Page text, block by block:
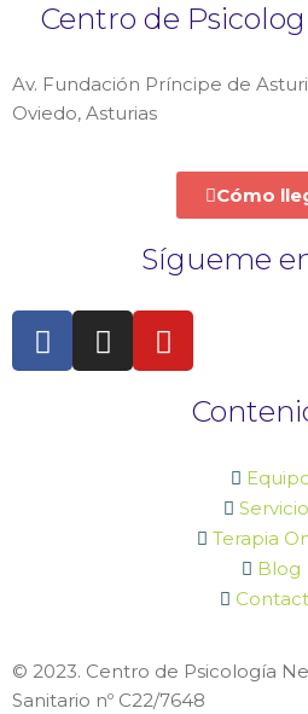
Centro de
Av. Fundación Príncipe de
Oviedo, Asturias
Cómo
Sígueme
Terapia
Blog
© 2023. Centro de Psicología
Sanitario nº C22/7648